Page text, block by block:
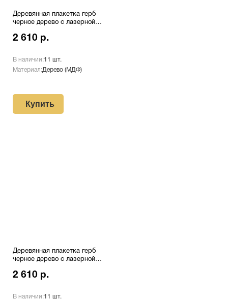
Деревянная плакетка герб
черное дерево с лазерной
2 610 р.
В наличии:11 шт.
Материал:Дерево (МДФ)
Купить
Деревянная плакетка герб
черное дерево с лазерной
2 610 р.
В наличии:11 шт.